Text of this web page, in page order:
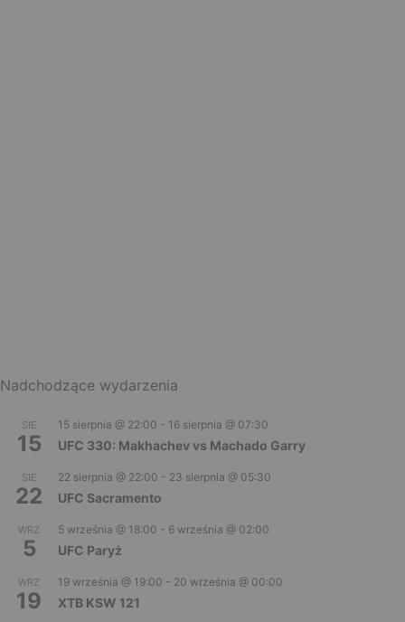
Nadchodzące wydarzenia
SIE
15
15 sierpnia @ 22:00 - 16 sierpnia @ 07:30
UFC 330: Makhachev vs Machado Garry
SIE
22
22 sierpnia @ 22:00 - 23 sierpnia @ 05:30
UFC Sacramento
WRZ
5
5 września @ 18:00 - 6 września @ 02:00
UFC Paryż
WRZ
19
19 września @ 19:00 - 20 września @ 00:00
XTB KSW 121